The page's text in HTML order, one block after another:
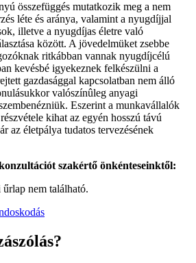
összefüggés mutatkozik meg a nem
léte és aránya, valamint a nyugdíjjal
illetve a nyugdíjas életre való
között. A jövedelmüket zsebbe
ritkábban vannak nyugdíjcélú
kevésbé igyekeznek felkészülni a
gazdasággal kapcsolatban nem álló
valószínûleg anyagi
Eszerint a munkavállalók
kihat az egyén hosszú távú
az életpálya tudatos tervezésének
szakértő önkénteseinktől:
nem található.